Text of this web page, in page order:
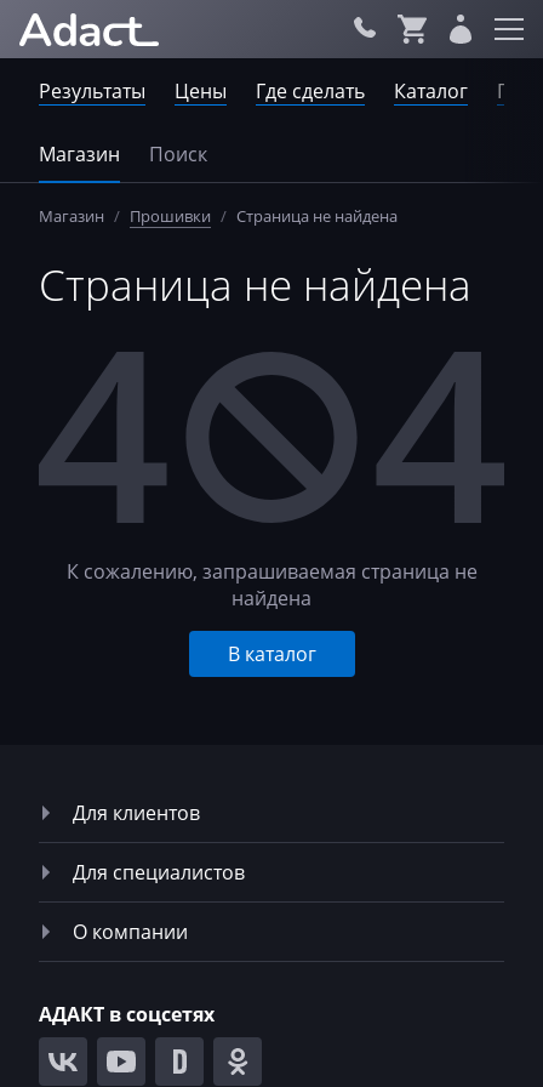
Результаты Цены Где сделать Каталог
Магазин Поиск
Магазин / Прошивки / Страница не найдена
Страница не найдена
К сожалению, запрашиваемая страница не
найдена
В каталог
Для клиентов
Для специалистов
О компании
АДАКТ в соцсетях